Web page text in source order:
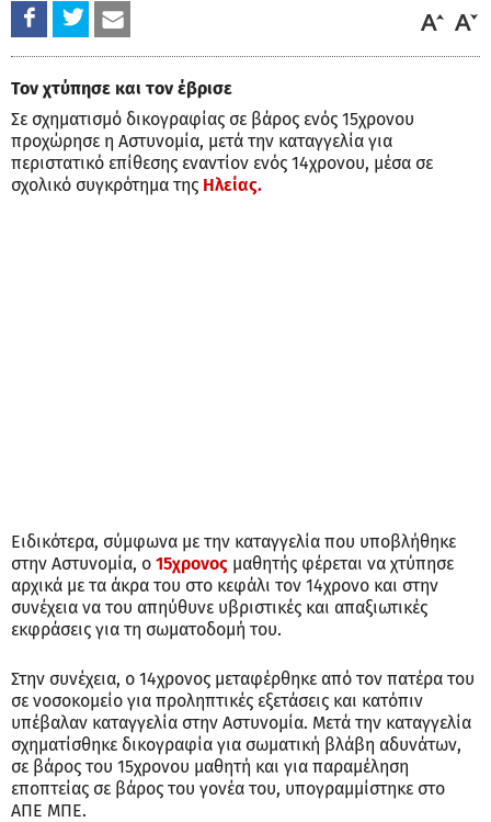
Τον χτύπησε και τον έβρισε
Σε σχηματισμό δικογραφίας σε βάρος ενός 15χρονου
προχώρησε η Αστυνομία, μετά την καταγγελία για
περιστατικό επίθεσης εναντίον ενός 14χρονου, μέσα σε
σχολικό συγκρότημα της Ηλείας.
Ειδικότερα, σύμφωνα με την καταγγελία που υποβλήθηκε
στην Αστυνομία, ο 15χρονος μαθητής φέρεται να χτύπησε
αρχικά με τα άκρα του στο κεφάλι τον 14χρονο και στην
συνέχεια να του απηύθυνε υβριστικές και απαξιωτικές
εκφράσεις για τη σωματοδομή του.
Στην συνέχεια, ο 14χρονος μεταφέρθηκε από τον πατέρα του
σε νοσοκομείο για προληπτικές εξετάσεις και κατόπιν
υπέβαλαν καταγγελία στην Αστυνομία. Μετά την καταγγελία
σχηματίσθηκε δικογραφία για σωματική βλάβη αδυνάτων,
σε βάρος του 15χρονου μαθητή και για παραμέληση
εποπτείας σε βάρος του γονέα του, υπογραμμίστηκε στο
ΑΠΕ ΜΠΕ.